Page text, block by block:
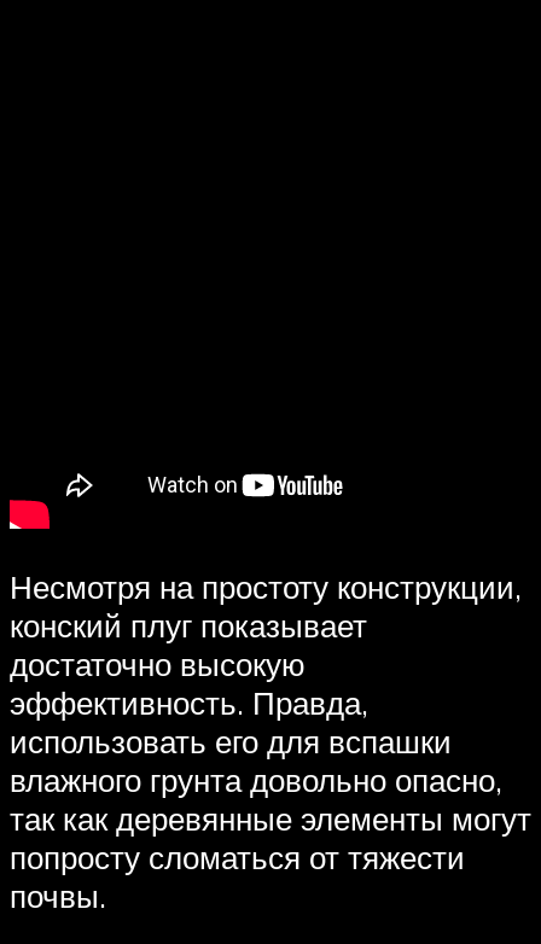
Несмотря на простоту конструкции,
конский плуг показывает
достаточно высокую
эффективность. Правда,
использовать его для вспашки
влажного грунта довольно опасно,
так как деревянные элементы могут
попросту сломаться от тяжести
почвы.